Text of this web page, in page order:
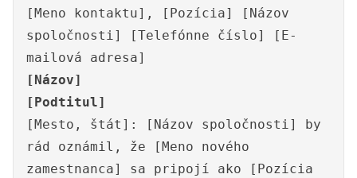
[Meno kontaktu], [Pozícia] [Názov
spoločnosti] [Telefónne číslo] [E-
mailová adresa]
[Názov]
[Podtitul]
[Mesto, štát]: [Názov spoločnosti] by
rád oznámil, že [Meno nového
zamestnanca] sa pripojí ako [Pozícia